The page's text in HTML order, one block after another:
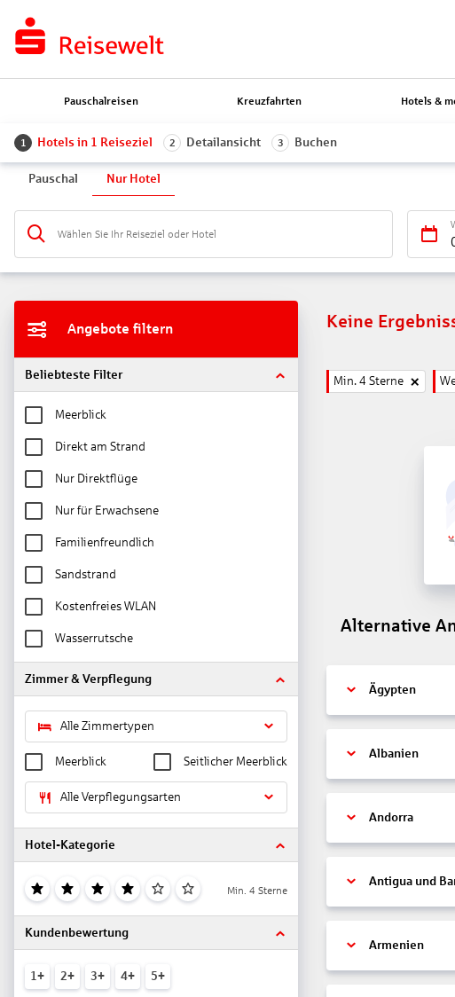
Pauschalreisen Kreuzfahrten Hotels &
1 Hotels in 1 Reiseziel 2 Detailansicht 3 Buchen
Pauschal Nur Hotel
Wählen Sie Ihr Reiseziel oder Hotel
Angebote filtern
Beliebteste Filter
Meerblick
Direkt am Strand
Nur Direktflüge
Nur für Erwachsene
Familienfreundlich
Sandstrand
Kostenfreies WLAN
Wasserrutsche
Zimmer & Verpflegung
Alle Zimmertypen
Meerblick Seitlicher Meerblick
Alle Verpflegungsarten
Hotel-Kategorie
Min. 4 Sterne
Kundenbewertung
1+ 2+ 3+ 4+ 5+
Keine
Min. 4 Sterne
Alternative
Ägypten
Albanien
Andorra
Antigua und
Armenien